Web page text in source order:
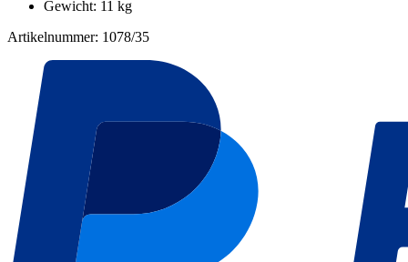
Gewicht: 11 kg
Artikelnummer: 1078/35